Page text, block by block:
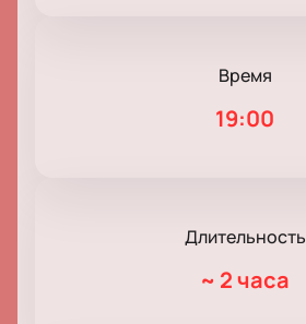
Время
19:00
Длительность
~ 2 часа